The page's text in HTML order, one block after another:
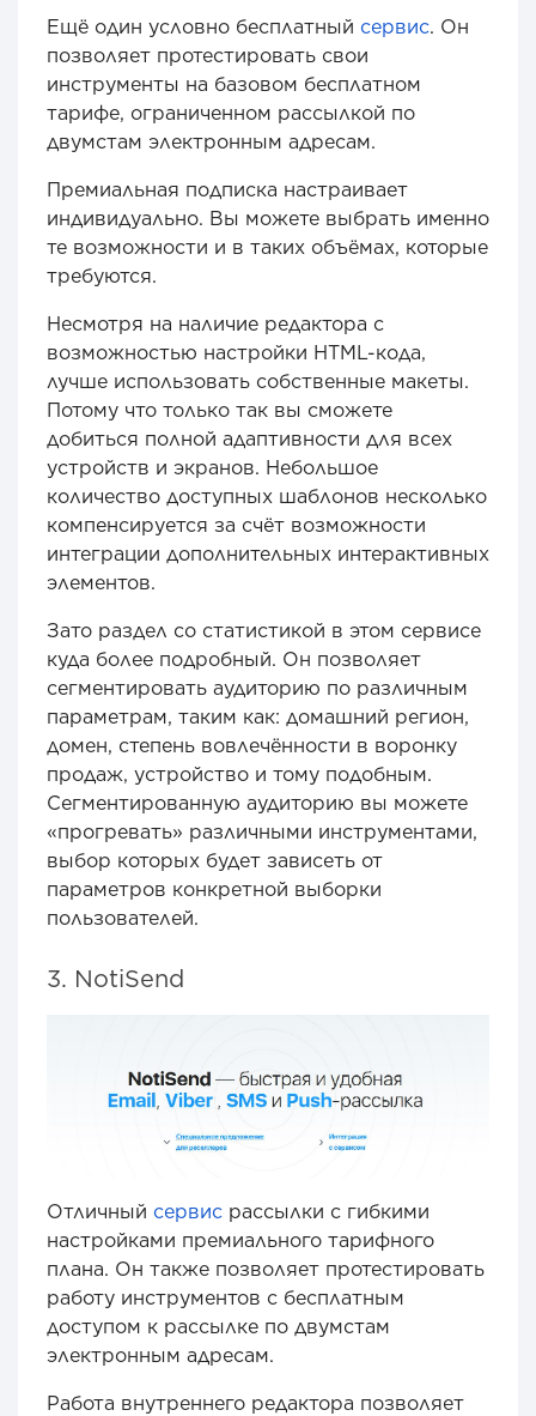
Ещё один условно бесплатный сервис. Он
позволяет протестировать свои
инструменты на базовом бесплатном
тарифе, ограниченном рассылкой по
двумстам электронным адресам.
Премиальная подписка настраивает
индивидуально. Вы можете выбрать именно
те возможности и в таких объёмах, которые
требуются.
Несмотря на наличие редактора с
возможностью настройки HTML-кода,
лучше использовать собственные макеты.
Потому что только так вы сможете
добиться полной адаптивности для всех
устройств и экранов. Небольшое
количество доступных шаблонов несколько
компенсируется за счёт возможности
интеграции дополнительных интерактивных
элементов.
Зато раздел со статистикой в этом сервисе
куда более подробный. Он позволяет
сегментировать аудиторию по различным
параметрам, таким как: домашний регион,
домен, степень вовлечённости в воронку
продаж, устройство и тому подобным.
Сегментированную аудиторию вы можете
«прогревать» различными инструментами,
выбор которых будет зависеть от
параметров конкретной выборки
пользователей.
3. NotiSend
Отличный сервис рассылки с гибкими
настройками премиального тарифного
плана. Он также позволяет протестировать
работу инструментов с бесплатным
доступом к рассылке по двумстам
электронным адресам.
Работа внутреннего редактора позволяет